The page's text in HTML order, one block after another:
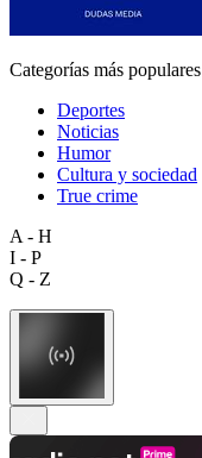
Categorías más populares
Deportes
Noticias
Humor
Cultura y sociedad
True crime
A - H
I - P
Q - Z